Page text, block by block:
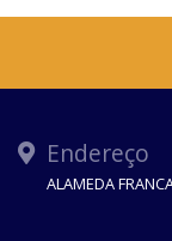
Endereço
ALAMEDA